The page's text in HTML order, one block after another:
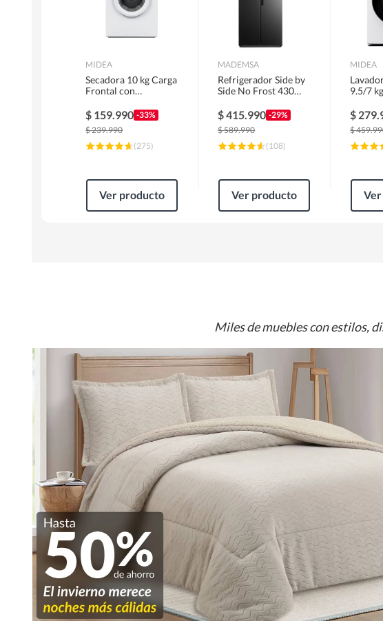
MIDEA
Secadora 10 kg Carga
Frontal con
MD100A100/W2
$ 159.990 -33%
$239.990
(275)
Ver producto
MADEMSA
Refrigerador Side by
Side No Frost 430
MAS430B
$415.990 -29%
$589.990
(108)
Ver producto
MIDEA
9.5/7
$
$
Miles de muebles con estilos,